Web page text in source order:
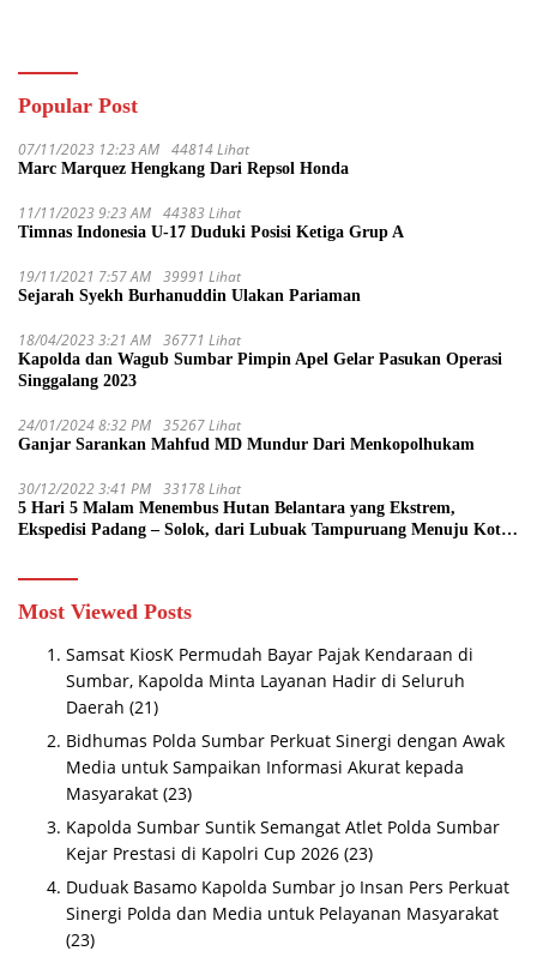
Popular Post
07/11/2023 12:23 AM 44814 Lihat
Marc Marquez Hengkang Dari Repsol Honda
11/11/2023 9:23 AM 44383 Lihat
Timnas Indonesia U-17 Duduki Posisi Ketiga Grup A
19/11/2021 7:57 AM 39991 Lihat
Sejarah Syekh Burhanuddin Ulakan Pariaman
18/04/2023 3:21 AM 36771 Lihat
Kapolda dan Wagub Sumbar Pimpin Apel Gelar Pasukan Operasi
Singgalang 2023
24/01/2024 8:32 PM 35267 Lihat
Ganjar Sarankan Mahfud MD Mundur Dari Menkopolhukam
30/12/2022 3:41 PM 33178 Lihat
5 Hari 5 Malam Menembus Hutan Belantara yang Ekstrem,
Ekspedisi Padang – Solok, dari Lubuak Tampuruang Menuju Koto
Most Viewed Posts
Samsat KiosK Permudah Bayar Pajak Kendaraan di
Sumbar, Kapolda Minta Layanan Hadir di Seluruh
Daerah (21)
Bidhumas Polda Sumbar Perkuat Sinergi dengan Awak
Media untuk Sampaikan Informasi Akurat kepada
Masyarakat (23)
Kapolda Sumbar Suntik Semangat Atlet Polda Sumbar
Kejar Prestasi di Kapolri Cup 2026 (23)
Duduak Basamo Kapolda Sumbar jo Insan Pers Perkuat
Sinergi Polda dan Media untuk Pelayanan Masyarakat
(23)